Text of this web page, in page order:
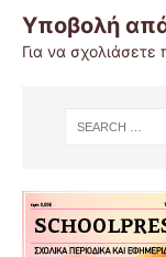
Υποβολή
Για να σχολιάσετε